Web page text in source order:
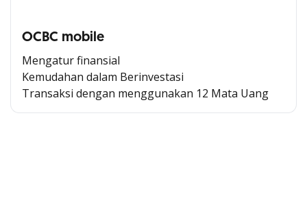
OCBC mobile
Mengatur finansial
Kemudahan dalam Berinvestasi
Transaksi dengan menggunakan 12 Mata Uang
Cross Selling Banner Global